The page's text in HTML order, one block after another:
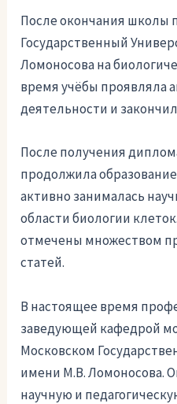
После окончания школы
Государственный
Ломоносова на
время учёбы проявляла
деятельности и
После получения
продолжила
активно занималась
области биологии
отмечены множеством
статей.
В настоящее время
заведующей кафедрой
Московском
имени М.В. Ломоносова.
научную и